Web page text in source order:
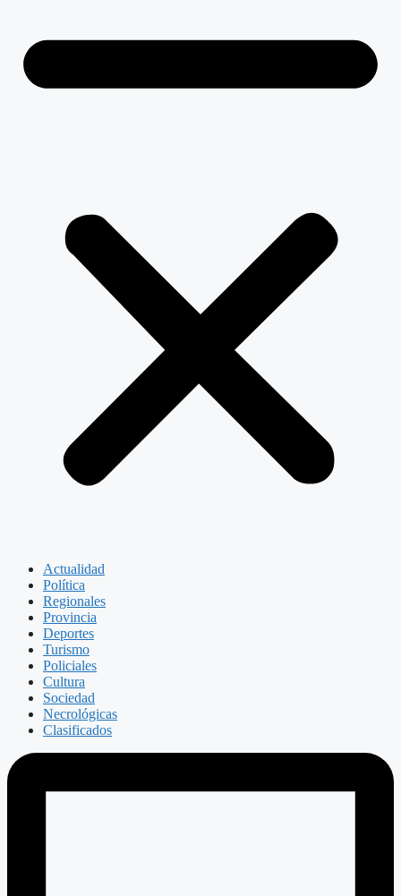
Actualidad
Política
Regionales
Provincia
Deportes
Turismo
Policiales
Cultura
Sociedad
Necrológicas
Clasificados